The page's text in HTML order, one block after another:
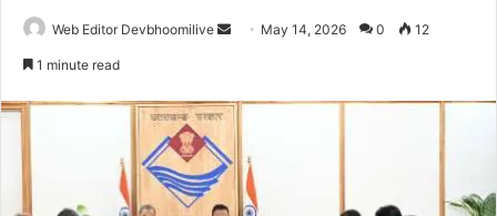
Web Editor Devbhoomilive
Send May 14, 2026 0 12
1 minute read